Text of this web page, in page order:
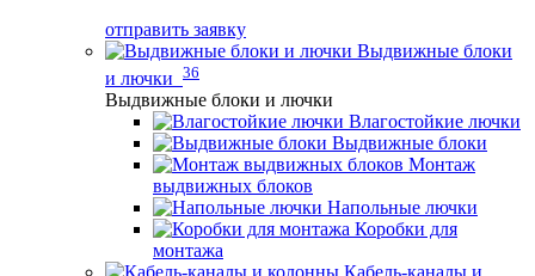
отправить заявку
Выдвижные блоки
и лючки 36
Выдвижные блоки и лючки
Влагостойкие лючки
Выдвижные блоки
Монтаж
выдвижных блоков
Напольные лючки
Коробки для
монтажа
Кабель-каналы и